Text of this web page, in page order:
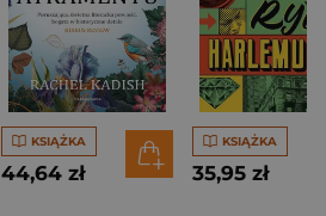
KSIĄŻKA
44,64 zł
KSIĄŻKA
35,95 zł